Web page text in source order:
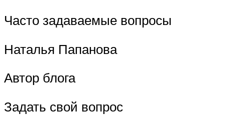
Часто задаваемые вопросы
Наталья Папанова
Автор блога
Задать свой вопрос